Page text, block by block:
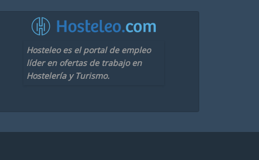
Hosteleo es el portal de empleo
líder en ofertas de trabajo en
Hostelería y Turismo.